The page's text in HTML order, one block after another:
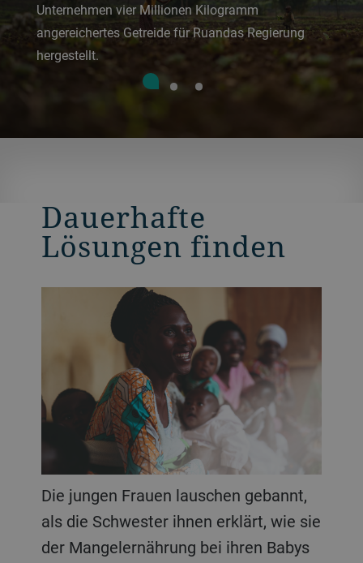
Unternehmen vier Millionen Kilogramm
angereichertes Getreide für Ruandas Regierung
hergestellt.
Dauerhafte
Lösungen finden
Die jungen Frauen lauschen gebannt,
als die Schwester ihnen erklärt, wie sie
der Mangelernährung bei ihren Babys